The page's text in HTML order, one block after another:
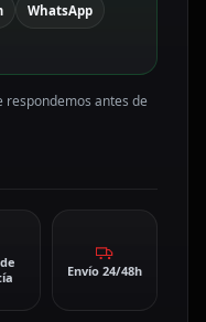
WhatsApp
respondemos antes de
Envío 24/48h